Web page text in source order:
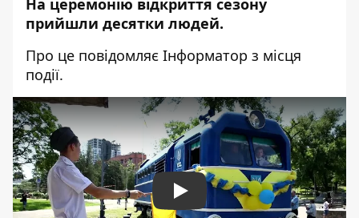
На церемонію відкриття сезону
прийшли десятки людей.
Про це повідомляє Інформатор з місця
події.
Play